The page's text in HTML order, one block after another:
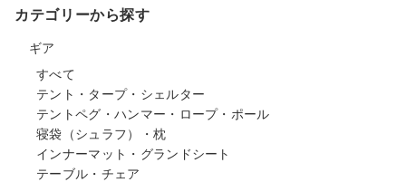
カテゴリーから探す
ギア
すべて
テント・タープ・シェルター
テントペグ・ハンマー・ロープ・ポール
寝袋（シュラフ）・枕
インナーマット・グランドシート
テーブル・チェア